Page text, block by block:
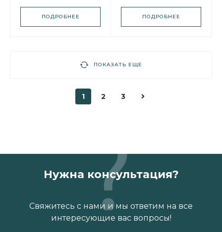
спрей Iso-Rose
ПОДРОБНЕЕ
рук "Экзотические
цветы"ПОДРОБНЕЕ
ПОКАЗАТЬ ЕЩЕ
1 2 3
Нужна консультация?
Свяжитесь с нами и мы ответим на все
интересующие вас вопросы!